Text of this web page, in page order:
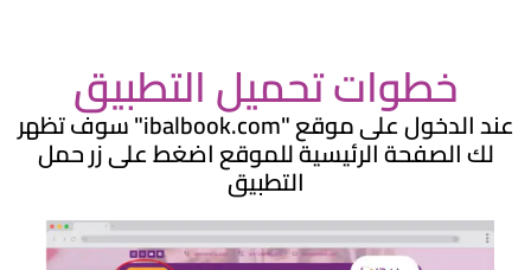
خطوات تحميل التطبيق
عند الدخول على موقع "ibalbook.com" سوف تظهر
لك الصفحة الرئيسية للموقع اضغط على زر حمل
التطبيق